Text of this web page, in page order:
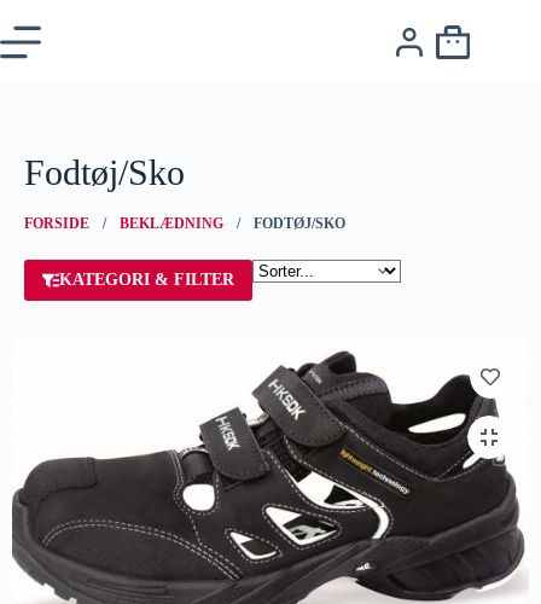
Fodtøj/Sko
FORSIDE / BEKLÆDNING / FODTØJ/SKO
KATEGORI & FILTER